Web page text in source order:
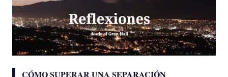
CÓMO SUPERAR UNA SEPARACIÓN